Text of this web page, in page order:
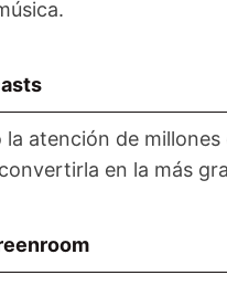
atención de
en la más